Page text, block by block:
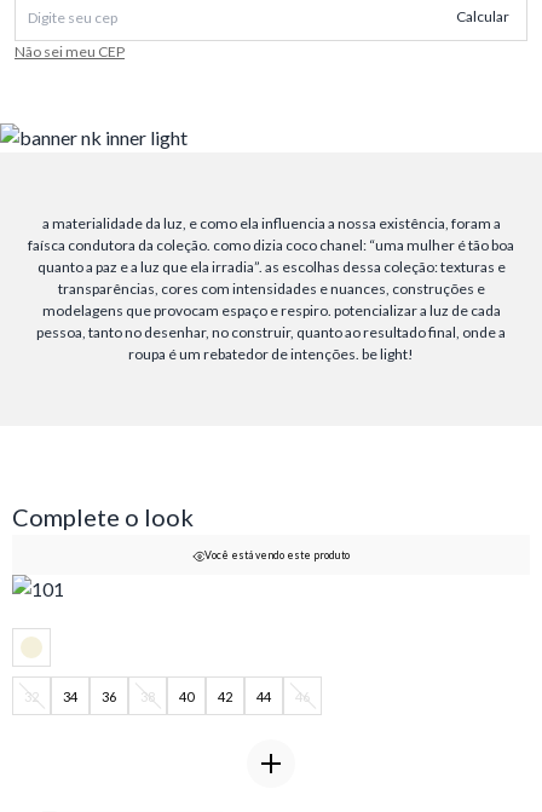
Calcular
Não sei meu CEP
a materialidade da luz, e como ela influencia a nossa existência, foram a
faísca condutora da coleção. como dizia coco chanel: “uma mulher é tão boa
quanto a paz e a luz que ela irradia”. as escolhas dessa coleção: texturas e
transparências, cores com intensidades e nuances, construções e
modelagens que provocam espaço e respiro. potencializar a luz de cada
pessoa, tanto no desenhar, no construir, quanto ao resultado final, onde a
roupa é um rebatedor de intenções. be light!
Complete o look
Você está vendo este produto
32 34 36 38 40 42 44 46